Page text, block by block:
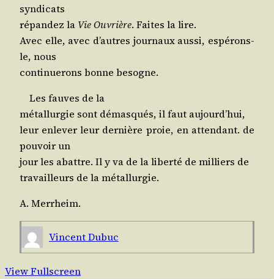
syndicats
répan­dez la Vie Ouvrière. Faites la lire.
Avec elle, avec d’autres jour­naux aus­si, espé­rons-
le, nous
conti­nue­rons bonne besogne.
Les fauves de la
métal­lur­gie sont démas­qués, il faut aujourd’hui,
leur enle­ver leur der­nière proie, en atten­dant. de
pou­voir un
jour les abattre. Il y va de la liber­té de mil­liers de
tra­vailleurs de la métallurgie.
A. Mer­rheim.
Vincent Dubuc
View Fullscreen